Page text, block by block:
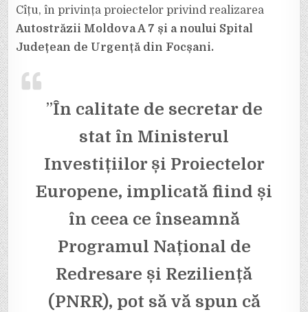
SE
CONSTRUCȚII,
Cîțu, în privința proiectelor privind realizarea
Autostrăzii Moldova A 7 și a noului Spital
Județean de Urgență din Focșani.
”În calitate de secretar de
stat în Ministerul
Investițiilor și Proiectelor
Europene, implicată fiind și
în ceea ce înseamnă
Programul Național de
Redresare și Reziliență
(PNRR), pot să vă spun că